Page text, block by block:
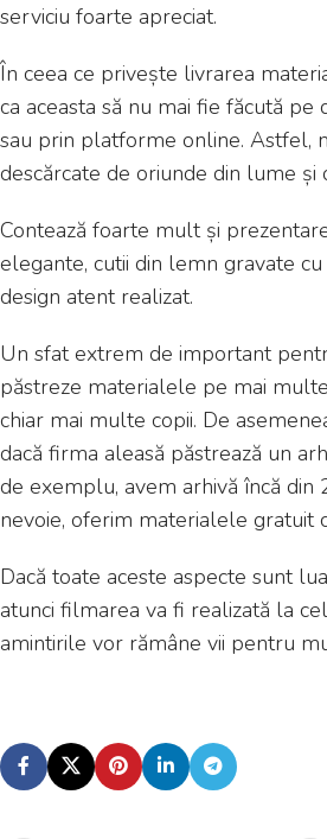
serviciu foarte apreciat.
În ceea ce privește livrarea
ca aceasta să nu mai fie făcută pe
sau prin platforme online. Astfel,
descărcate de oriunde din lume și
Contează foarte mult și
elegante, cutii din lemn gravate
design atent realizat.
Un sfat extrem de important
păstreze materialele pe mai
chiar mai multe copii. De
dacă firma aleasă păstrează un
de exemplu, avem arhivă încă din
nevoie, oferim materialele gratuit
Dacă toate aceste aspecte sunt
atunci filmarea va fi realizată la
amintirile vor rămâne vii pentru